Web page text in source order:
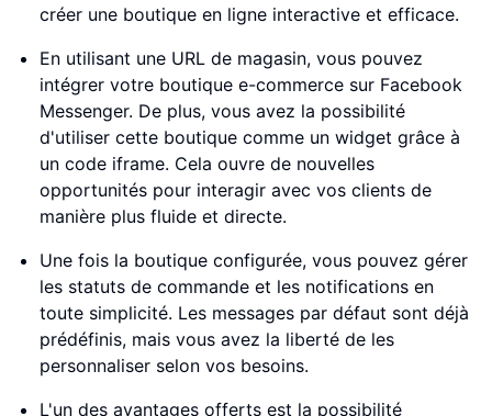
créer une boutique en ligne interactive et efficace.
En utilisant une URL de magasin, vous pouvez
intégrer votre boutique e-commerce sur Facebook
Messenger. De plus, vous avez la possibilité
d'utiliser cette boutique comme un widget grâce à
un code iframe. Cela ouvre de nouvelles
opportunités pour interagir avec vos clients de
manière plus fluide et directe.
Une fois la boutique configurée, vous pouvez gérer
les statuts de commande et les notifications en
toute simplicité. Les messages par défaut sont déjà
prédéfinis, mais vous avez la liberté de les
personnaliser selon vos besoins.
L'un des avantages offerts est la possibilité